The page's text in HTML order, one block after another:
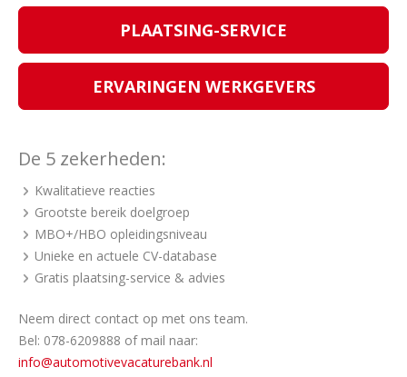
PLAATSING-SERVICE
ERVARINGEN WERKGEVERS
De 5 zekerheden:
Kwalitatieve reacties
Grootste bereik doelgroep
MBO+/HBO opleidingsniveau
Unieke en actuele CV-database
Gratis plaatsing-service & advies
Neem direct contact op met ons team.
Bel: 078-6209888 of mail naar:
info@automotivevacaturebank.nl